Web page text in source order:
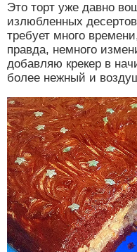
Это торт уже давно
излюбленных
требует много
правда, немного
добавляю крекер в
более нежный и